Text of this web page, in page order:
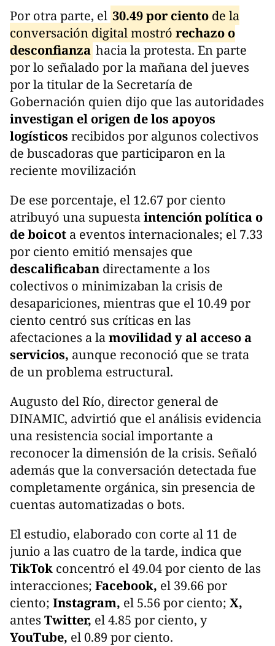
Por otra parte, el 30.49 por cientode la
conversación digital mostró rechazo o
desconfianza hacia la protesta. En parte
por lo señalado por la mañana del jueves
por la titular de la Secretaría de
Gobernación quien dijo que las autoridades
investigan el origen de los apoyos
logísticos recibidos por algunos colectivos
de buscadoras que participaron en la
reciente movilización
De ese porcentaje, el 12.67 por ciento
atribuyó una supuestaintención política o
de boicot a eventos internacionales; el 7.33
por ciento emitió mensajes que
descalificaban directamente a los
colectivos o minimizaban la crisis de
desapariciones, mientras que el 10.49 por
ciento centró sus críticas en las
afectaciones a lamovilidad y al acceso a
servicios, aunque reconoció que se trata
de un problema estructural.
Augusto del Río, director general de
DINAMIC, advirtió que el análisis evidencia
una resistencia social importante a
reconocer la dimensión de la crisis. Señaló
además que la conversación detectada fue
completamente orgánica, sin presencia de
cuentas automatizadas o bots.
El estudio, elaborado con corte al 11 de
junio a las cuatro de la tarde, indica que
TikTok concentró el 49.04 por ciento de las
interacciones; Facebook, el 39.66 por
ciento; Instagram, el 5.56 por ciento; X,
antes Twitter, el 4.85 por ciento, y
YouTube, el 0.89 por ciento.